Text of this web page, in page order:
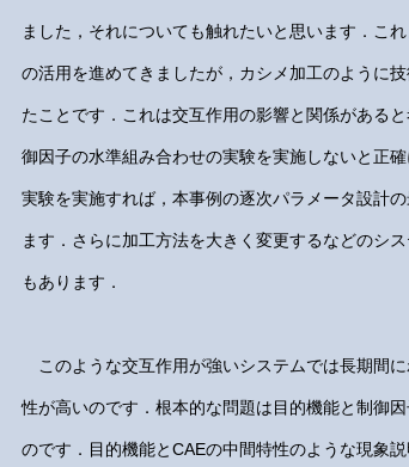
ました，それについても触れたいと思います．こ
の活用を進めてきましたが，カシメ加工のように
たことです．これは交互作用の影響と関係がある
御因子の水準組み合わせの実験を実施しないと正
実験を実施すれば，本事例の逐次パラメータ設計
ます．さらに加工方法を大きく変更するなどのシ
もあります．
このような交互作用が強いシステムでは長期間
性が高いのです．根本的な問題は目的機能と制御
のです．目的機能とCAEの中間特性のような現象